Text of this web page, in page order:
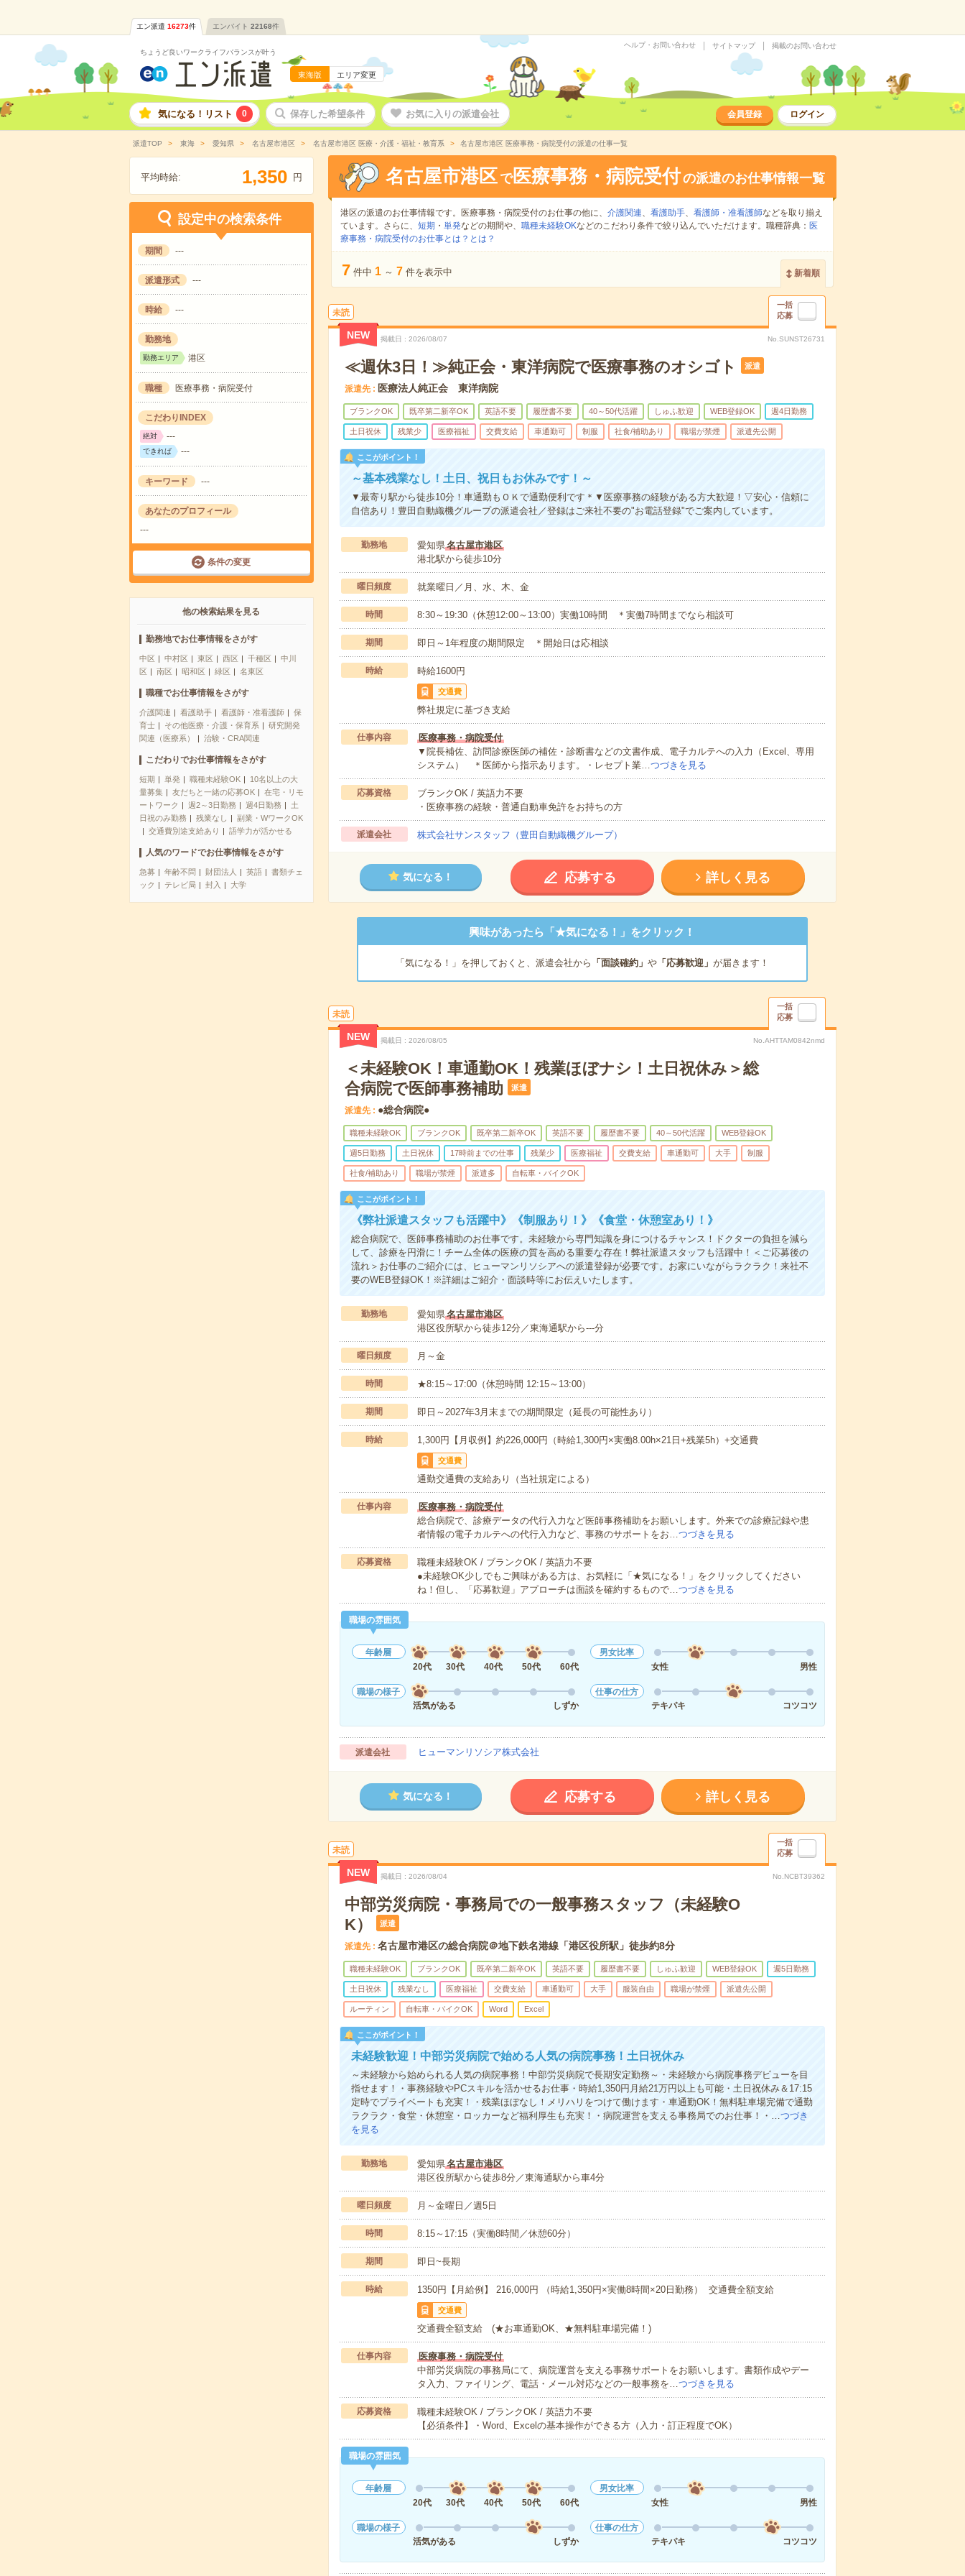
エン派遣 16273件 エンバイト 22168件
ちょうど良いワークライフバランスが叶う
東海版 エリア変更
ヘルプ・お問い合わせ サイトマップ 掲載のお問い合わせ
気になる！リスト 0 保存した希望条件 お気に入りの派遣会社 会員登録 ログイン
派遣TOP 東海 愛知県 名古屋市港区 名古屋市港区 医療・介護・福祉・教育系 名古屋市港区 医療事務・病院受付の派遣の仕事一覧
平均時給: 1,350 円
設定中の検索条件
期間 ---
派遣形式 ---
時給 ---
勤務地
勤務エリア 港区
職種 医療事務・病院受付
こだわりINDEX
絶対 ---
できれば ---
キーワード ---
あなたのプロフィール
---
条件の変更
他の検索結果を見る
勤務地でお仕事情報をさがす
中区 中村区 東区 西区 千種区
中川
区
南区 昭和区 緑区 名東区
職種でお仕事情報をさがす
介護関連 看護助手 看護師・准看護師
保
育士
その他医療・介護・保育系
研究開発
関連（医療系）
治験・CRA関連
こだわりでお仕事情報をさがす
短期 単発 職種未経験OK
10名以上の大
量募集
友だちと一緒の応募OK
在宅・リモ
ートワーク
週2～3日勤務 週4日勤務
土
日祝のみ勤務
残業なし
副業・WワークOK
交通費別途支給あり
語学力が活かせる
人気のワードでお仕事情報をさがす
急募 年齢不問 財団法人 英語
書類チェ
ック
テレビ局 封入 大学
名古屋市港区 で医療事務・病院受付の派遣のお仕事情報一覧
港区の派遣のお仕事情報です。医療事務・病院受付のお仕事の他に、 介護関連、 看護助手、 看護師・准看護師などを取り揃え
ています。さらに、 短期 ・ 単発などの期間や、 職種未経験OKなどのこだわり条件で絞り込んでいただけます。職種辞典： 医
療事務・病院受付のお仕事とは？とは？
7 件中 1 ～ 7 件を表示中 新着順
未読
一括
応募
NEW 掲載日 2026/08/07 No.SUNST26731
≪週休3日！≫純正会・東洋病院で医療事務のオシゴト 派遣
派遣先 医療法人純正会 東洋病院
ブランクOK 既卒第二新卒OK 英語不要 履歴書不要 40～50代活躍 しゅふ歓迎 WEB登録OK 週4日勤務
土日祝休 残業少 医療福祉 交費支給 車通勤可 制服 社食/補助あり 職場が禁煙 派遣先公開
ここがポイント！
～基本残業なし！土日、祝日もお休みです！～
▼最寄り駅から徒歩10分！車通勤もＯＫで通勤便利です＊▼医療事務の経験がある方大歓迎！▽安心・信頼に
自信あり！豊田自動織機グループの派遣会社／登録はご来社不要の"お電話登録"でご案内しています。
勤務地 愛知県名古屋市港区
港北駅から徒歩10分
曜日頻度 就業曜日／月、水、木、金
時間 8:30～19:30（休憩12:00～13:00）実働10時間 ＊実働7時間までなら相談可
期間 即日～1年程度の期間限定 ＊開始日は応相談
時給 時給1600円
交通費
弊社規定に基づき支給
仕事内容
医療事務・病院受付
▼院長補佐、訪問診療医師の補佐・診断書などの文書作成、電子カルテへの入力（Excel、専用
システム） ＊医師から指示あります。・レセプト業…つづきを見る
応募資格
ブランクOK / 英語力不要
・医療事務の経験・普通自動車免許をお持ちの方
派遣会社 株式会社サンスタッフ（豊田自動織機グループ）
気になる！ 応募する 詳しく見る
興味があったら「★気になる！」をクリック！
「気になる！」を押しておくと、派遣会社から 「面談確約」 や「応募歓迎」 が届きます！
未読
一括
応募
NEW 掲載日 2026/08/05 No.AHTTAM0842nmd
＜未経験OK！車通勤OK！残業ほぼナシ！土日祝休み＞総
合病院で医師事務補助
派遣
派遣先 ●総合病院●
職種未経験OK ブランクOK 既卒第二新卒OK 英語不要 履歴書不要 40～50代活躍 WEB登録OK
週5日勤務 土日祝休 17時前までの仕事 残業少 医療福祉 交費支給 車通勤可 大手 制服
社食/補助あり 職場が禁煙 派遣多 自転車・バイクOK
ここがポイント！
《弊社派遣スタッフも活躍中》《制服あり！》《食堂・休憩室あり！》
総合病院で、医師事務補助のお仕事です。未経験から専門知識を身につけるチャンス！ドクターの負担を減ら
して、診療を円滑に！チーム全体の医療の質を高める重要な存在！弊社派遣スタッフも活躍中！＜ご応募後の
流れ＞お仕事のご紹介には、ヒューマンリソシアへの派遣登録が必要です。お家にいながらラクラク！来社不
要のWEB登録OK！※詳細はご紹介・面談時等にお伝えいたします。
勤務地 愛知県名古屋市港区
港区役所駅から徒歩12分／東海通駅から---分
曜日頻度 月～金
時間 ★8:15～17:00（休憩時間 12:15～13:00）
期間 即日～2027年3月末までの期間限定（延長の可能性あり）
時給 1,300円【月収例】約226,000円（時給1,300円×実働8.00h×21日+残業5h）+交通費
交通費
通勤交通費の支給あり（当社規定による）
仕事内容
医療事務・病院受付
総合病院で、診療データの代行入力など医師事務補助をお願いします。外来での診療記録や患
者情報の電子カルテへの代行入力など、事務のサポートをお…つづきを見る
応募資格
職種未経験OK / ブランクOK / 英語力不要
●未経験OK少しでもご興味がある方は、お気軽に「★気になる！」をクリックしてください
ね！但し、「応募歓迎」アプローチは面談を確約するもので…つづきを見る
職場の雰囲気
年齢層
20代
30代 40代 50代 60代
男女比率
女性
男性
職場の様子
活気がある
しずか
仕事の仕方
テキパキ
コツコツ
派遣会社 ヒューマンリソシア株式会社
気になる！ 応募する 詳しく見る
未読
一括
応募
NEW 掲載日 2026/08/04 No.NCBT39362
中部労災病院・事務局での一般事務スタッフ（未経験O
K）
派遣
派遣先 名古屋市港区の総合病院＠地下鉄名港線「港区役所駅」徒歩約8分
職種未経験OK ブランクOK 既卒第二新卒OK 英語不要 履歴書不要 しゅふ歓迎 WEB登録OK 週5日勤務
土日祝休 残業なし 医療福祉 交費支給 車通勤可 大手 服装自由 職場が禁煙 派遣先公開
ルーティン 自転車・バイクOK Word Excel
ここがポイント！
未経験歓迎！中部労災病院で始める人気の病院事務！土日祝休み
～未経験から始められる人気の病院事務！中部労災病院で長期安定勤務～・未経験から病院事務デビューを目
指せます！・事務経験やPCスキルを活かせるお仕事・時給1,350円月給21万円以上も可能・土日祝休み＆17:15
定時でプライベートも充実！・残業ほぼなし！メリハリをつけて働けます・車通勤OK！無料駐車場完備で通勤
ラクラク・食堂・休憩室・ロッカーなど福利厚生も充実！・病院運営を支える事務局でのお仕事！・…つづき
を見る
勤務地 愛知県名古屋市港区
港区役所駅から徒歩8分／東海通駅から車4分
曜日頻度 月～金曜日／週5日
時間 8:15～17:15（実働8時間／休憩60分）
期間 即日~長期
時給 1350円【月給例】 216,000円 （時給1,350円×実働8時間×20日勤務） 交通費全額支給
交通費
交通費全額支給 (★お車通勤OK、★無料駐車場完備！)
仕事内容
医療事務・病院受付
中部労災病院の事務局にて、病院運営を支える事務サポートをお願いします。書類作成やデー
タ入力、ファイリング、電話・メール対応などの一般事務を…つづきを見る
応募資格
職種未経験OK / ブランクOK / 英語力不要
【必須条件】・Word、Excelの基本操作ができる方（入力・訂正程度でOK）
職場の雰囲気
年齢層
20代
30代 40代 50代 60代
男女比率
女性
男性
職場の様子
活気がある
しずか
仕事の仕方
テキパキ
コツコツ